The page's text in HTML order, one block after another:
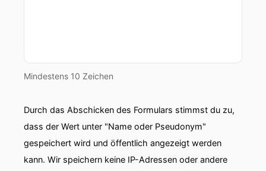
Mindestens 10 Zeichen
Durch das Abschicken des Formulars stimmst du zu,
dass der Wert unter "Name oder Pseudonym"
gespeichert wird und öffentlich angezeigt werden
kann. Wir speichern keine IP-Adressen oder andere